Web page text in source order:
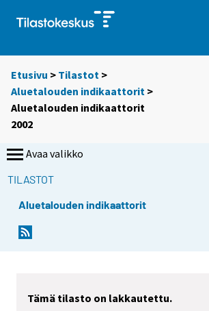
Etusivu > Tilastot >
Aluetalouden indikaattorit >
Aluetalouden indikaattorit
2002
Avaa valikko
TILASTOT
Aluetalouden indikaattorit
Tämä tilasto on lakkautettu.